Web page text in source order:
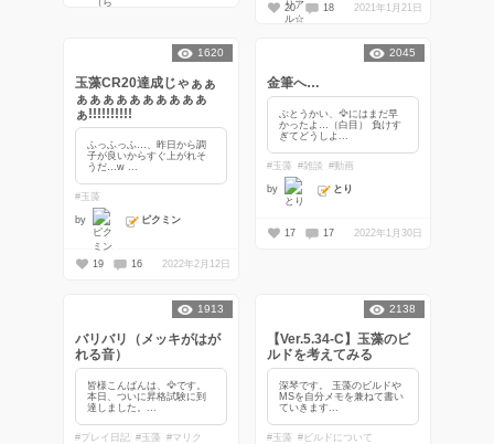
20 18 2021年1月21日
玉藻CR20達成じゃぁぁ
ぁぁぁぁぁぁぁぁぁぁ
ぁ!!!!!!!!!!
ふっふっふ…、昨日から調
子が良いからすぐ上がれそ
うだ…w ...
#玉藻
by ピクミン
1620
19 16 2022年2月12日
金筆へ…
ぶとうかい、🦅にはまだ早
かったよ…（白目） 負けす
ぎてどうしよ...
#玉藻 #雑談 #動画
by とり
2045
17 17 2022年1月30日
バリバリ（メッキがはが
れる音）
皆様こんばんは、🦅です。
本日、ついに昇格試験に到
達しました。...
#プレイ日記 #玉藻 #マリク
1913
【Ver.5.34-C】玉藻のビ
ルドを考えてみる
深琴です。 玉藻のビルドや
MSを自分メモを兼ねて書い
ていきます...
#玉藻 #ビルドについて
2138